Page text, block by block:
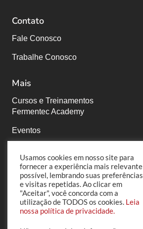
Contato
Fale Conosco
Trabalhe Conosco
Mais
Cursos e Treinamentos
Fermentec Academy
Eventos
PortalFT
Políticas de Privacidade
Usamos cookies em nosso site para
fornecer a experiência mais relevante
possível, lembrando suas preferências
e visitas repetidas. Ao clicar em
"Aceitar", você concorda com a
utilização de TODOS os cookies. Leia
nossa política de privacidade.